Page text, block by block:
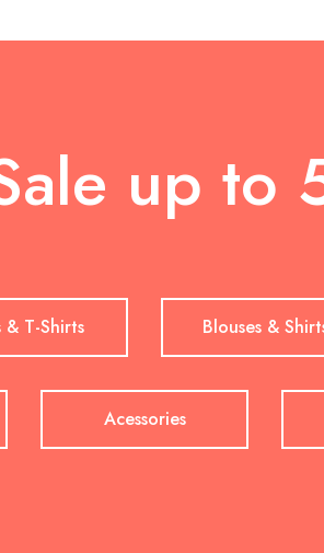
up to
& T-Shirts Blouses &
Acessories